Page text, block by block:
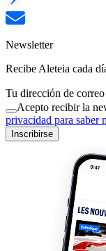
Newsletter
Recibe Aleteia cada
Tu dirección de
Acepto recibir la
privacidad para saber
Inscribirse